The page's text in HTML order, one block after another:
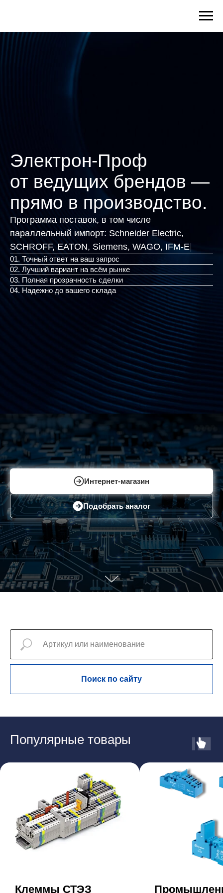
Электрон-Проф
от ведущих брендов —
прямо в производство.
Программа поставок, в том числе
параллельный импорт: Schneider Electric,
SCHROFF, EATON, Siemens|
01. Точный ответ на ваш запрос
02. Лучший вариант на всём рынке
03. Полная прозрачность сделки
04. Надежно до вашего склада
Интернет-магазин
Подобрать аналог
Поиск по сайту
Популярные товары
Клеммы СТЭЗ